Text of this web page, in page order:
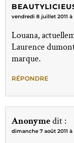
vendredi 8 juillet 2011
Louana,
Laurence
marque.
RÉPONDRE
Anonymedit :
dimanche 7 août 2011